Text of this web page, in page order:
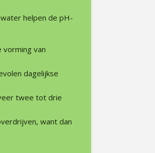
helpen de pH-
van
dagelijkse
twee tot drie
want dan